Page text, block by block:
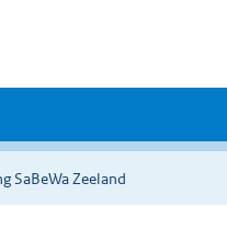
SaBeWa Zeeland